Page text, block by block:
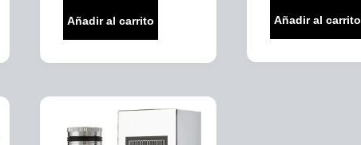
Añadir al carrito
was:
$320,000.
is:
$278,000.
Añadir al carrito